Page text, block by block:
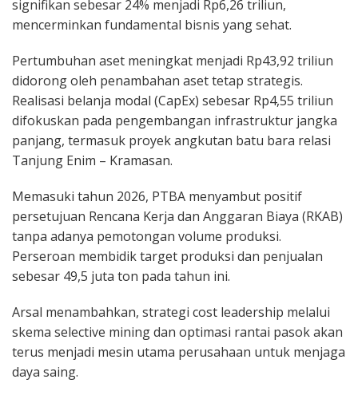
signifikan sebesar 24% menjadi Rp6,26 triliun,
mencerminkan fundamental bisnis yang sehat.
Pertumbuhan aset meningkat menjadi Rp43,92 triliun
didorong oleh penambahan aset tetap strategis.
Realisasi belanja modal (CapEx) sebesar Rp4,55 triliun
difokuskan pada pengembangan infrastruktur jangka
panjang, termasuk proyek angkutan batu bara relasi
Tanjung Enim – Kramasan.
Memasuki tahun 2026, PTBA menyambut positif
persetujuan Rencana Kerja dan Anggaran Biaya (RKAB)
tanpa adanya pemotongan volume produksi.
Perseroan membidik target produksi dan penjualan
sebesar 49,5 juta ton pada tahun ini.
Arsal menambahkan, strategi cost leadership melalui
skema selective mining dan optimasi rantai pasok akan
terus menjadi mesin utama perusahaan untuk menjaga
daya saing.